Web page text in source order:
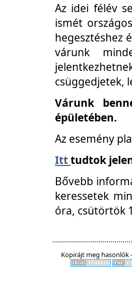
Az idei félév
ismét
hegesztéshez
várunk
csüggedjetek,
Várunk
épületében.
Az esemény
Itttudtok
Bővebb
keressetek
óra, csütörtök
Kopirájt meg hasonlók